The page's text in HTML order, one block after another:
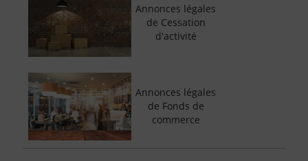
Annonces légales
de Cessation
d'activité
Annonces légales
de Fonds de
commerce